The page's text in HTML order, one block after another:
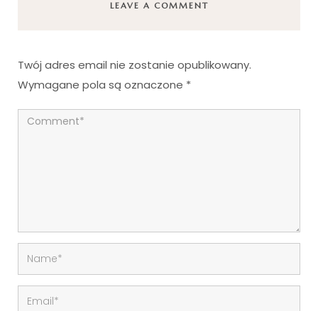
LEAVE A COMMENT
Twój adres email nie zostanie opublikowany.
Wymagane pola są oznaczone *